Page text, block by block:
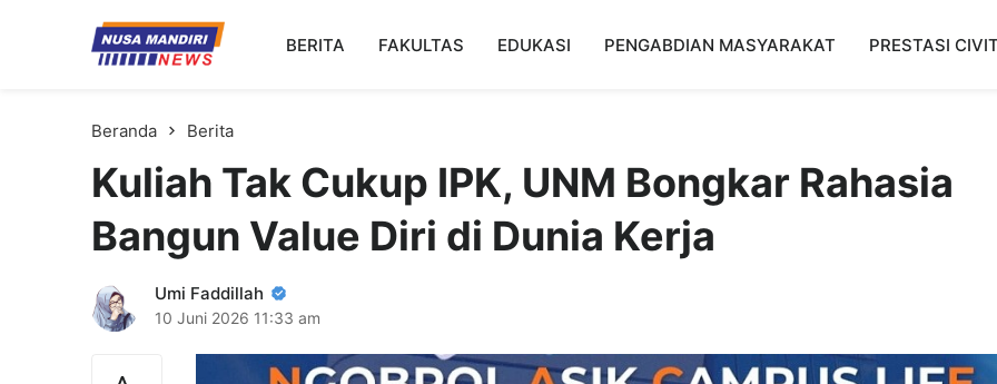
Kampus Digital Bisnis
Universitas Nusa Mandiri
BERITA FAKULTAS EDUKASI PENGABDIAN MASYARAKAT PRESTASI
Beranda Berita
Kuliah Tak Cukup IPK, UNM Bongkar Rahasia
Bangun Value Diri di Dunia Kerja
Umi Faddillah
10 Juni 2026 11:33 am